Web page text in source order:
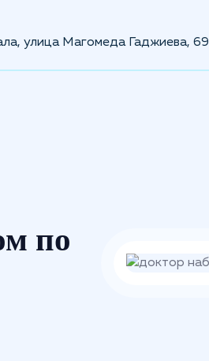
улица Магомеда Гаджиева, 69
по